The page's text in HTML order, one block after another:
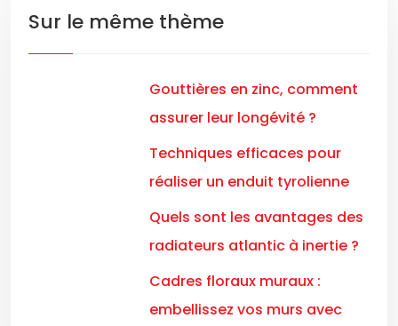
Sur le même thème
Gouttières en zinc, comment
assurer leur longévité ?
Techniques efficaces pour
réaliser un enduit tyrolienne
Quels sont les avantages des
radiateurs atlantic à inertie ?
Cadres floraux muraux :
embellissez vos murs avec